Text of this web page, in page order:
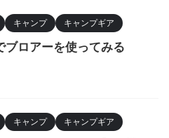
キャンプ キャンプギア
ブロアーを使ってみる
キャンプ キャンプギア